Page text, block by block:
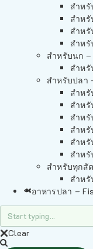
สำหรั
สำหรั
สำหรั
สำหรั
สำหรับนก –
สำหรั
สำหรับปลา
สำหรั
สำหรั
สำหรั
สำหรั
สำหรั
สำหรั
สำหรับทุกสั
สำห
อาหารปลา –
Clear